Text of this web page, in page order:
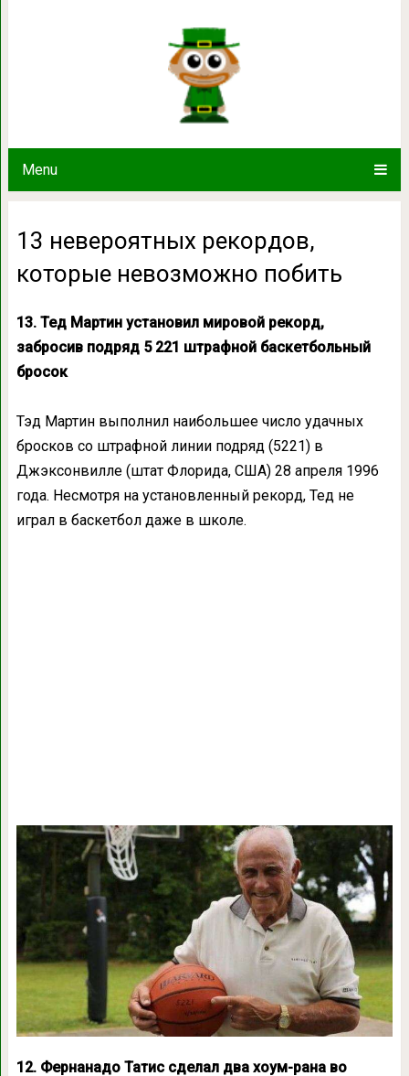
Menu
13 невероятных рекордов,
13 невероятных рекордов,
которые невозможно побить
13. Тед Мартин установил мировой рекорд,
забросив подряд 5 221 штрафной баскетбольный
бросок
Тэд Мартин выполнил наибольшее число удачных
бросков со штрафной линии подряд (5221) в
Джэксонвилле (штат Флорида, США) 28 апреля 1996
года. Несмотря на установленный рекорд, Тед не
играл в баскетбол даже в школе.
12. Фернанадо Татис сделал два хоум-рана во